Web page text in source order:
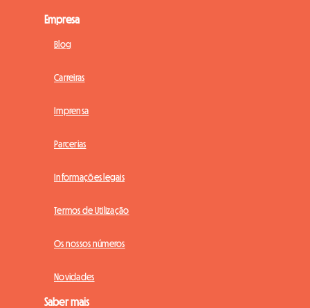
Empresa
Blog
Carreiras
Imprensa
Parcerias
Informações legais
Termos de Utilização
Os nossos números
Novidades
Saber mais